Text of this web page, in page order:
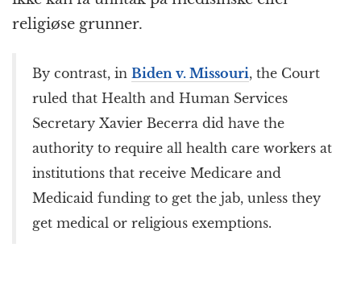
religiøse grunner.
By contrast, in Biden v. Missouri, the Court
ruled that Health and Human Services
Secretary Xavier Becerra did have the
authority to require all health care workers at
institutions that receive Medicare and
Medicaid funding to get the jab, unless they
get medical or religious exemptions.